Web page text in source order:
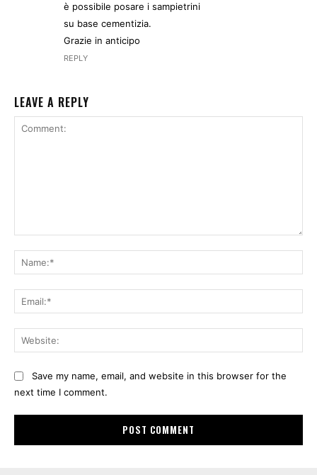
è possibile posare i sampietrini
su base cementizia.
Grazie in anticipo
REPLY
LEAVE A REPLY
Save my name, email, and website in this browser for the
next time I comment.